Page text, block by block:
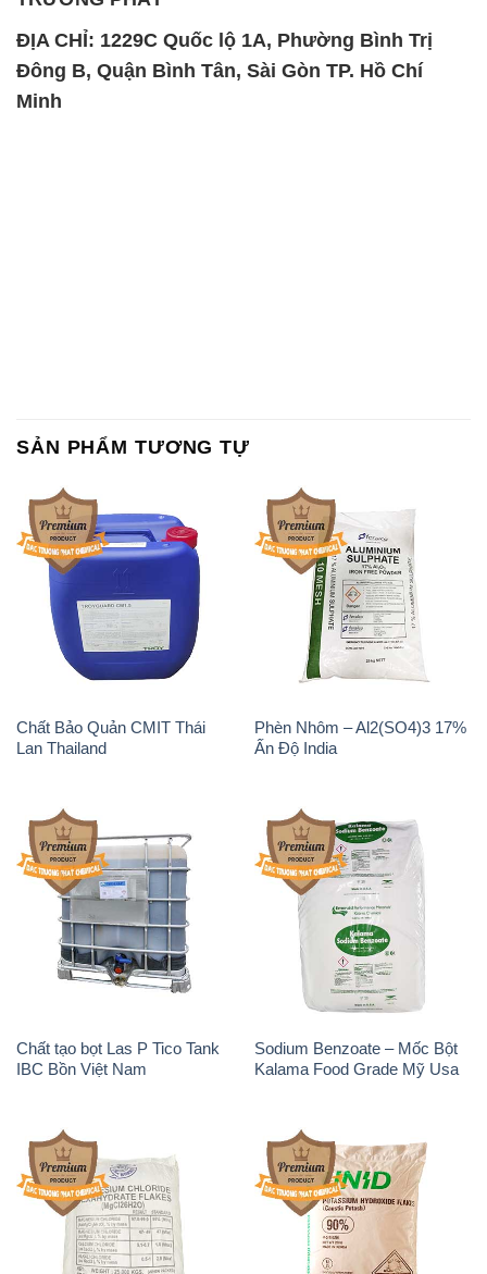
ĐỊA CHỈ: 1229C Quốc lộ 1A, Phường Bình Trị
Đông B, Quận Bình Tân, Sài Gòn TP. Hồ Chí
Minh
SẢN PHẨM TƯƠNG TỰ
Chất Bảo Quản CMIT Thái
Lan Thailand
Phèn Nhôm – Al2(SO4)3 17%
Ấn Độ India
Chất tạo bọt Las P Tico Tank
IBC Bồn Việt Nam
Sodium Benzoate – Mốc Bột
Kalama Food Grade Mỹ Usa